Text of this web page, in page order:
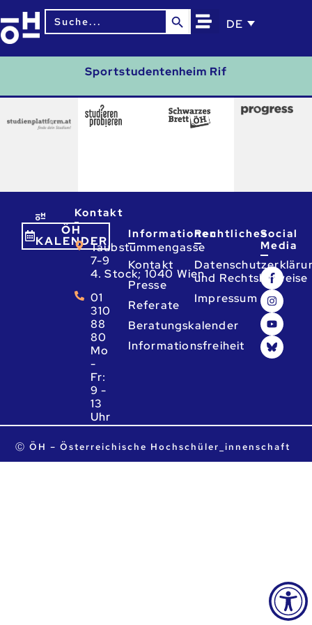
Search
for:
Search Button
DE
Sportstudentenheim Rif
ÖH
KALENDER
Kontakt
Taubstummengasse
7-9
4. Stock; 1040 Wien
01
310
88
80
Mo
-
Fr:
9 -
13
Uhr
ta.ca.heo@heo
Informationen
Kontakt
Presse
Referate
Beratungskalender
Informationsfreiheit
Rechtliches
und Rechtshinweise
Impressum
Social
Media
Ⓒ ÖH – Österreichische Hochschüler_innenschaft